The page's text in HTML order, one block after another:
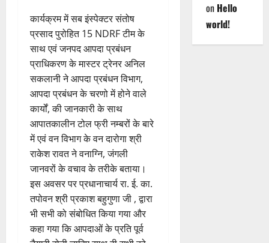
कार्यक्रम में सब इंस्पेक्टर संतोष
प्रसाद पुरोहित 15 NDRF टीम के
साथ एवं जनपद आपदा प्रबंधन
प्राधिकरण के मास्टर ट्रेनर अनिल
सकलानी ने आपदा प्रबंधन विभाग,
आपदा प्रबंधन के चरणो में होने वाले
कार्यों, की जानकारी के साथ
आपातकालीन टोल फ्री नम्बरों के बारे
में एवं वन विभाग के वन दारोगा श्री
राकेश रावत ने वनाग्नि, जंगली
जानवरों के वचाव के तरीके बताया।
इस अवसर पर प्रधानाचार्य रा. ई. का.
तपोवन श्री प्रकाश बहुगुणा जी , द्वारा
भी सभी को संबोधित किया गया और
कहा गया कि आपदाओं के प्रति पूर्व
on Hello
world!